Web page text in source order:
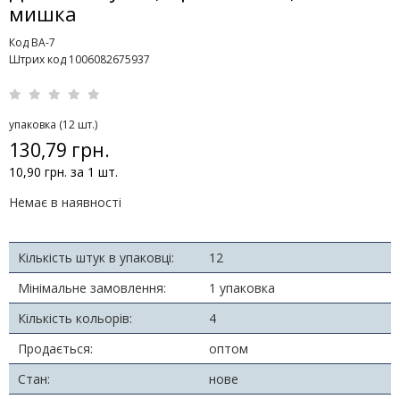
мишка
Код ВА-7
Штрих код 1006082675937
упаковка (12 шт.)
130,79 грн.
10,90 грн. за 1 шт.
Немає в наявності
Кількість штук в упаковці:
12
Мінімальне замовлення:
1 упаковка
Кількість кольорів:
4
Продається:
оптом
Стан:
нове